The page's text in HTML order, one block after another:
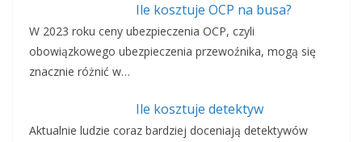
Ile kosztuje OCP na busa?
W 2023 roku ceny ubezpieczenia OCP, czyli
obowiązkowego ubezpieczenia przewoźnika, mogą się
znacznie różnić w…
Ile kosztuje detektyw
Aktualnie ludzie coraz bardziej doceniają detektywów